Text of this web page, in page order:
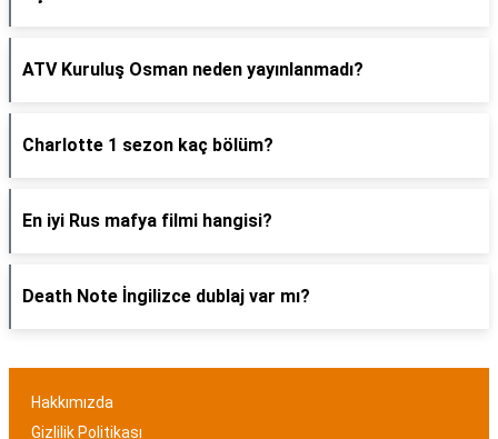
ATV Kuruluş Osman neden yayınlanmadı?
Charlotte 1 sezon kaç bölüm?
En iyi Rus mafya filmi hangisi?
Death Note İngilizce dublaj var mı?
Hakkımızda
Gizlilik Politikası